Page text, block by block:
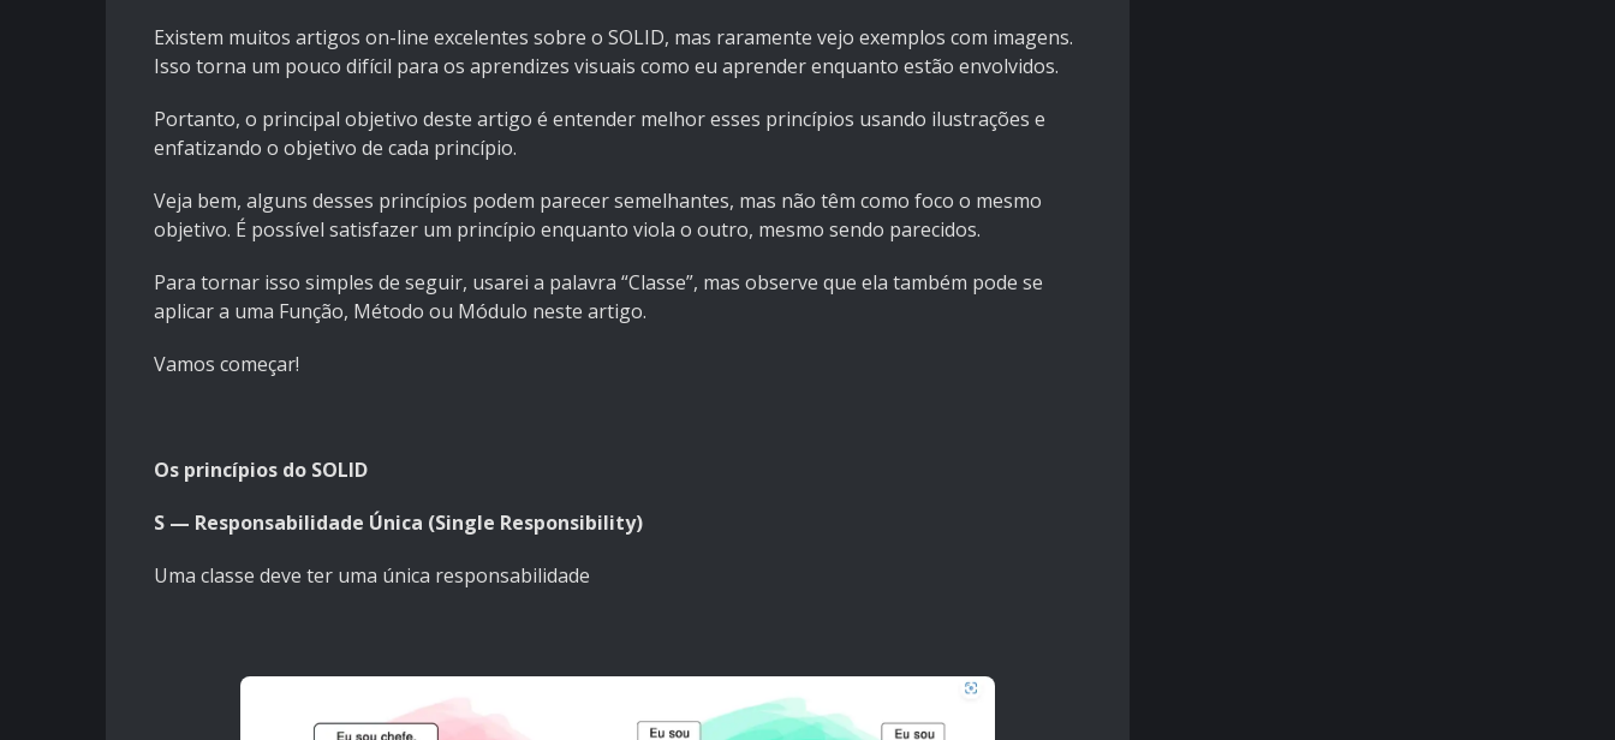
Existem muitos artigos on-line excelentes sobre o SOLID, mas raramente vejo exemplos com imagens.
Isso torna um pouco difícil para os aprendizes visuais como eu aprender enquanto estão envolvidos.
Portanto, o principal objetivo deste artigo é entender melhor esses princípios usando ilustrações e
enfatizando o objetivo de cada princípio.
Veja bem, alguns desses princípios podem parecer semelhantes, mas não têm como foco o mesmo
objetivo. É possível satisfazer um princípio enquanto viola o outro, mesmo sendo parecidos.
Para tornar isso simples de seguir, usarei a palavra “Classe”, mas observe que ela também pode se
aplicar a uma Função, Método ou Módulo neste artigo.
Vamos começar!
Os princípios do SOLID
S — Responsabilidade Única (Single Responsibility)
Uma classe deve ter uma única responsabilidade